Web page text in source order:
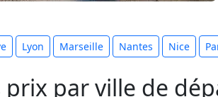
Lyon Marseille Nantes Nice
prix par ville de